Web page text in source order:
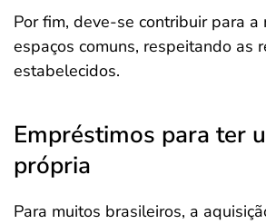
Por fim, deve-se contribuir para a
espaços comuns, respeitando as
estabelecidos.
Empréstimos para ter
própria
Para muitos brasileiros, a